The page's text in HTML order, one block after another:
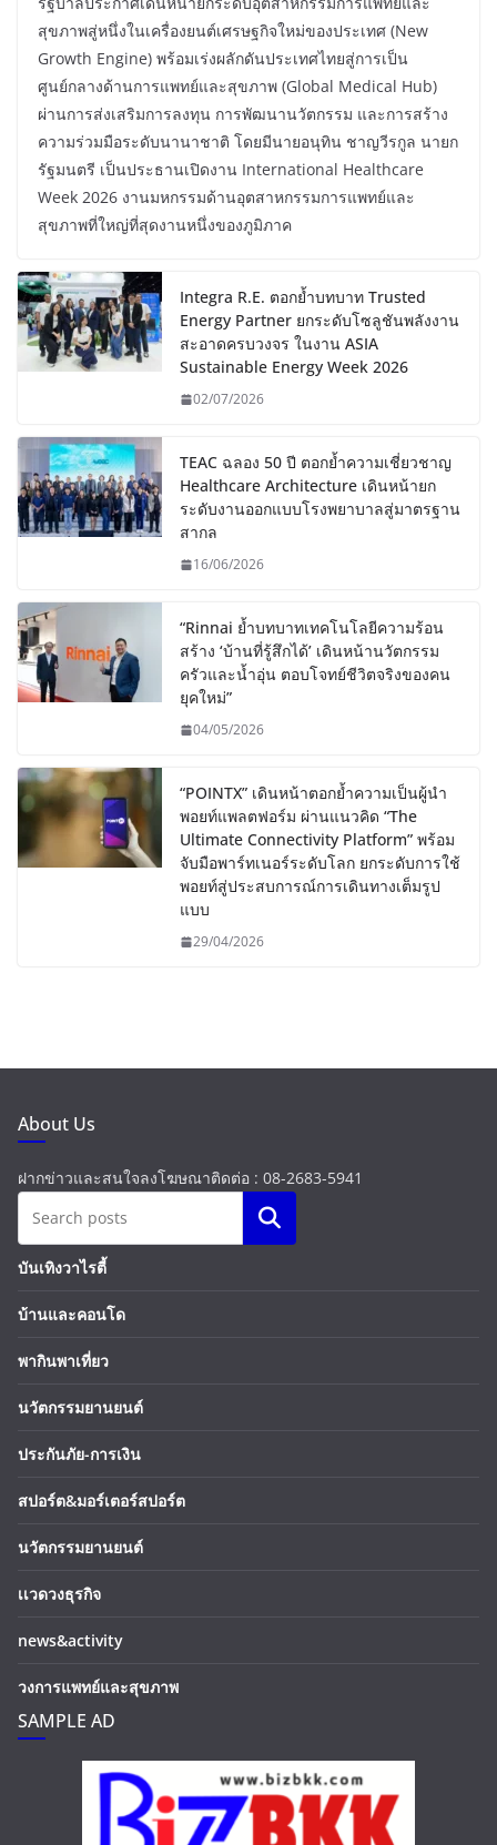
สุขภาพสู่หนึ่งในเครื่องยนต์เศรษฐกิจใหม่ของประเทศ (New
Growth Engine) พร้อมเร่งผลักดันประเทศไทยสู่การเป็น
ศูนย์กลางด้านการแพทย์และสุขภาพ (Global Medical Hub)
ผ่านการส่งเสริมการลงทุน การพัฒนานวัตกรรม และการสร้าง
ความร่วมมือระดับนานาชาติ โดยมีนายอนุทิน ชาญวีรกูล นายก
รัฐมนตรี เป็นประธานเปิดงาน International Healthcare
Week 2026 งานมหกรรมด้านอุตสาหกรรมการแพทย์และ
สุขภาพที่ใหญ่ที่สุดงานหนึ่งของภูมิภาค
Integra R.E. ตอกย้ำบทบาท Trusted
Energy Partner ยกระดับโซลูชันพลังงาน
สะอาดครบวงจร ในงาน ASIA
Sustainable Energy Week 2026
02/07/2026
TEAC ฉลอง 50 ปี ตอกย้ำความเชี่ยวชาญ
Healthcare Architecture เดินหน้ายก
ระดับงานออกแบบโรงพยาบาลสู่มาตรฐาน
สากล
16/06/2026
“Rinnai ย้ำบทบาทเทคโนโลยีความร้อน
สร้าง ‘บ้านที่รู้สึกได้’ เดินหน้านวัตกรรม
ครัวและน้ำอุ่น ตอบโจทย์ชีวิตจริงของคน
ยุคใหม่”
04/05/2026
“POINTX” เดินหน้าตอกย้ำความเป็นผู้นำ
พอยท์แพลตฟอร์ม ผ่านแนวคิด “The
Ultimate Connectivity Platform” พร้อม
จับมือพาร์ทเนอร์ระดับโลก ยกระดับการใช้
พอยท์สู่ประสบการณ์การเดินทางเต็มรูป
แบบ
29/04/2026
About Us
ฝากข่าวและสนใจลงโฆษณาติดต่อ : 08-2683-5941
Search
บันเทิงวาไรตี้
บ้านและคอนโด
พากินพาเที่ยว
นวัตกรรมยานยนต์
ประกันภัย-การเงิน
สปอร์ต&มอร์เตอร์สปอร์ต
นวัตกรรมยานยนต์
เเวดวงธุรกิจ
news&activity
วงการแพทย์และสุขภาพ
SAMPLE AD